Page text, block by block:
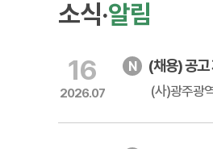
소식·알림
16
2026.07
(채용) 공